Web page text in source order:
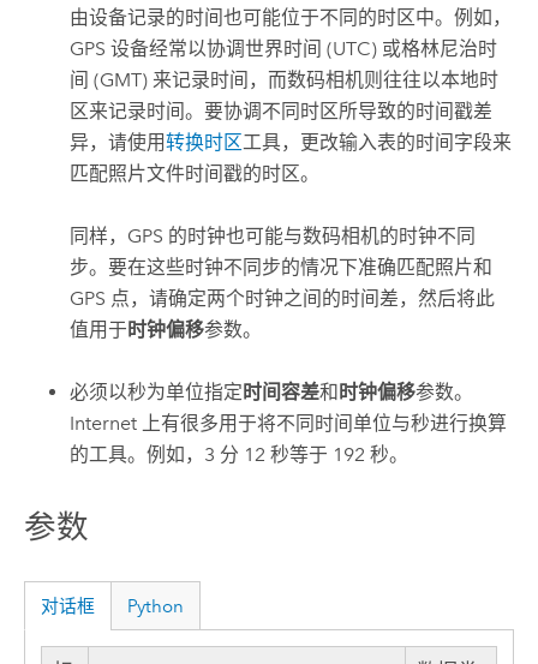
由设备记录的时间也可能位于不同的时区中。例如，
GPS 设备经常以协调世界时间 (UTC) 或格林尼治时
间 (GMT) 来记录时间，而数码相机则往往以本地时
区来记录时间。要协调不同时区所导致的时间戳差
异，请使用转换时区工具，更改输入表的时间字段来
匹配照片文件时间戳的时区。
同样，GPS 的时钟也可能与数码相机的时钟不同
步。要在这些时钟不同步的情况下准确匹配照片和
GPS 点，请确定两个时钟之间的时间差，然后将此
值用于时钟偏移参数。
必须以秒为单位指定 时间容差和 时钟偏移参数。
Internet 上有很多用于将不同时间单位与秒进行换算
的工具。例如，3 分 12 秒等于 192 秒。
参数
对话框 Python